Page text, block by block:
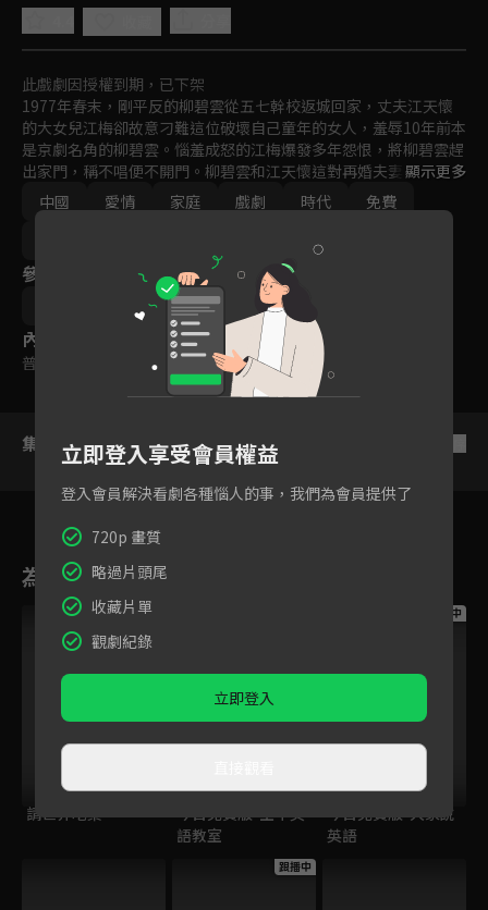
此戲劇因授權到期，已下架
1977年春末，剛平反的柳碧雲從五七幹校返城回家，丈夫江天懷
的大女兒江梅卻故意刁難這位破壞自己童年的女人，羞辱10年前本
是京劇名角的柳碧雲。惱羞成怒的江梅爆發多年怨恨，將柳碧雲趕
出家門，稱不唱便不開門。柳碧雲和江天懷這對再婚夫妻，帶著各
自的兒女一起生活，不僅要面對事業上的種種挑戰，更面臨著與性
格迥異的兒女們之間所產生的家庭矛盾。
顯示更多
中國
愛情 家庭 戲劇 時代
免費
參與演員
王硯輝 翟瀟聞 張逸傑
內容標籤
普遍級
集數列表
為您推薦
跟播中
請世界吃桌
今日免費版-空中英
語教室
跟播中
今日免費版-大家說
英語
跟播中
立即登入享受會員權益
登入會員解決看劇各種惱人的事，我們為會員提供了
720p 畫質
略過片頭尾
收藏片單
觀劇紀錄
立即登入